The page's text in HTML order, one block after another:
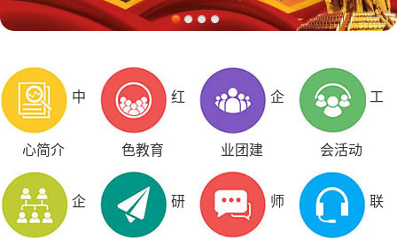
中
心简介
红
色教育
企
业团建
工
会活动
企 研 师 联